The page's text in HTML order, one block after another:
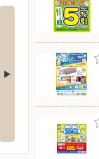
ス 興南町店
南町39-2